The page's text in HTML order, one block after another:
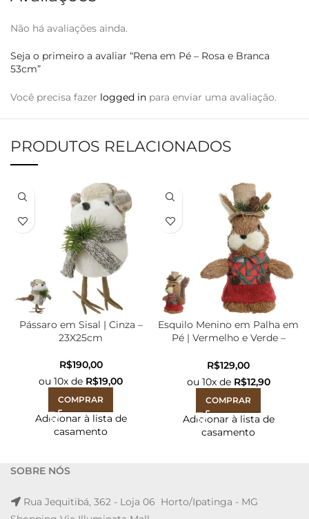
Não há avaliações ainda.
Seja o primeiro a avaliar “Rena em Pé – Rosa e Branca
53cm”
Você precisa fazer logged in para enviar uma avaliação.
PRODUTOS RELACIONADOS
Pássaro em Sisal | Cinza –
23X25cm
R$
ou 10x de R$19,00
COMPRAR
Adicionar à lista de
casamento
Esquilo Menino em Palha em
Pé | Vermelho e Verde –
R$
ou 10x de R$12,90
COMPRAR
Adicionar à lista de
casamento
SOBRE NÓS
Rua Jequitibá, 362 - Loja 06 Horto/Ipatinga - MG